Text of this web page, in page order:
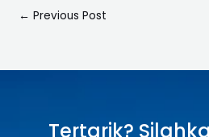
r
a
← Previous Post
Tertarik?